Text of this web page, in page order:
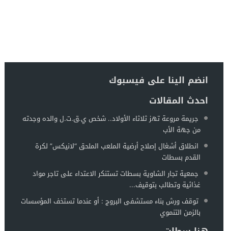
انضم الينا على فيسبوك
احدث المقالات
جريمة مروعة تهز ثلاثاء الأولاد.. شخص ي.ق.ت.ل والده وجدته
من جهة الأب
انطلاق أشغال إصلاح أرضية الملعب الملحق “لانيكس” لكرة
القدم بسطات
جمعية تجار الشاوية بسطات تستنكر الاعتداء على تاجر مواد
غذائية وتطالب بتوقيف...
توقف ورش بناء مستشفى البروج : أو عندما تستخف المؤسسات
بالزمن التنموي